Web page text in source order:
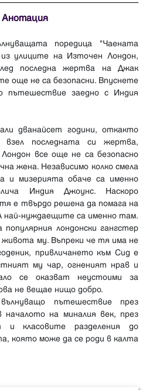
Анотация
поредица "Чаената
улиците на Източен Лондон,
последна жертва на Джак
още не са безопасни. Впуснете
пътешествие заедно с Индия
дванайсет години, откакто
последната си жертва,
все още не са безопасно
жена. Независимо колко смела
и мизерията обаче са именно
Индия Джоунс. Наскоро
е твърдо решена да помага на
най-нуждаещите са именно там.
лондонски гангстер
живота му. Въпреки че тя има не
привличането към Сид е
му чар, огненият нрав и
се оказват неустоими за
не вещае нищо добро.
пътешествие през
на миналия век, през
и класовите разделения до
която може да се роди в калта